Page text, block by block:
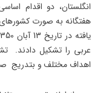
انگلستان، دو اقدام
هفتگانه به صورت
عربی را تشکیل دادند.
اهداف مختلف و بتدریج